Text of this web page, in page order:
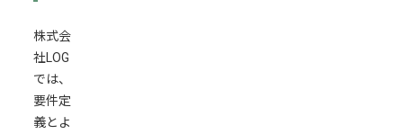
株式会
社LOG
では、
要件定
義とよ